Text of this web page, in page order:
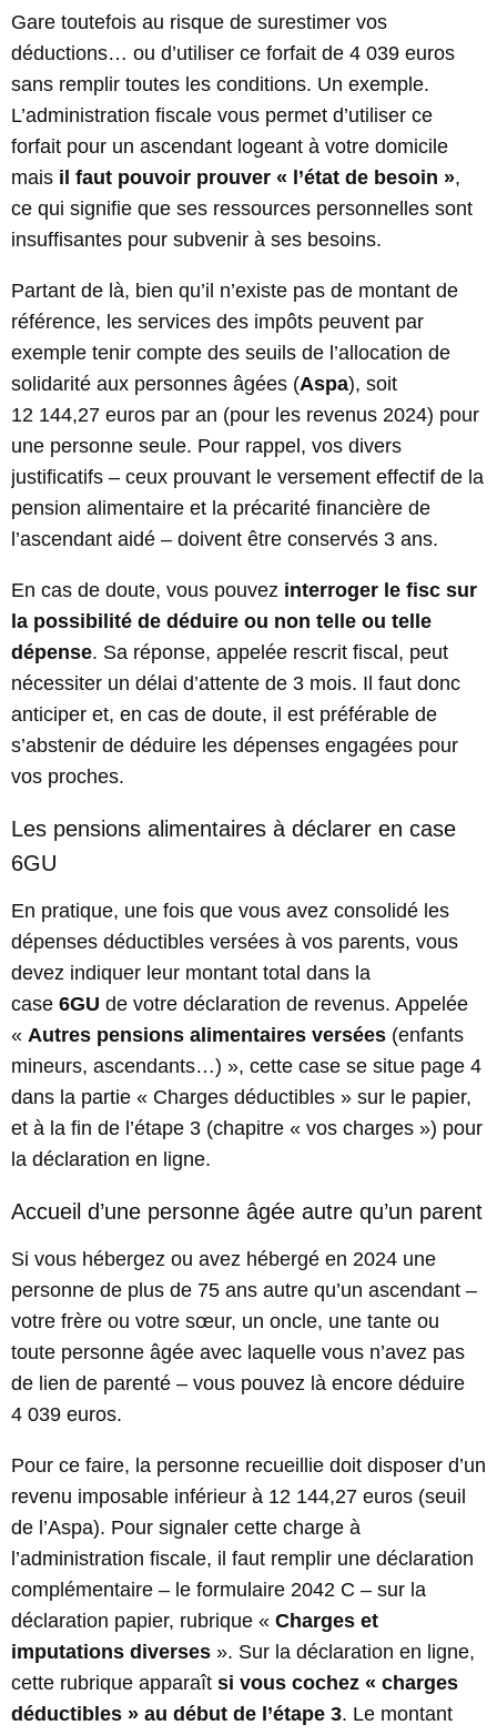
Gare toutefois au risque de surestimer vos
déductions… ou d’utiliser ce forfait de 4 039 euros
sans remplir toutes les conditions. Un exemple.
L’administration fiscale vous permet d’utiliser ce
forfait pour un ascendant logeant à votre domicile
mais il faut pouvoir prouver « l’état de besoin »,
ce qui signifie que ses ressources personnelles sont
insuffisantes pour subvenir à ses besoins.
Partant de là, bien qu’il n’existe pas de montant de
référence, les services des impôts peuvent par
exemple tenir compte des seuils de l’allocation de
solidarité aux personnes âgées (Aspa), soit
12 144,27 euros par an (pour les revenus 2024) pour
une personne seule. Pour rappel, vos divers
justificatifs – ceux prouvant le versement effectif de la
pension alimentaire et la précarité financière de
l’ascendant aidé – doivent être conservés 3 ans.
En cas de doute, vous pouvez interroger le fisc sur
la possibilité de déduire ou non telle ou telle
dépense. Sa réponse, appelée rescrit fiscal, peut
nécessiter un délai d’attente de 3 mois. Il faut donc
anticiper et, en cas de doute, il est préférable de
s’abstenir de déduire les dépenses engagées pour
vos proches.
Les pensions alimentaires à déclarer en case
6GU
En pratique, une fois que vous avez consolidé les
dépenses déductibles versées à vos parents, vous
devez indiquer leur montant total dans la
case 6GU de votre déclaration de revenus. Appelée
« Autres pensions alimentaires versées (enfants
mineurs, ascendants…) », cette case se situe page 4
dans la partie « Charges déductibles » sur le papier,
et à la fin de l’étape 3 (chapitre « vos charges ») pour
la déclaration en ligne.
Accueil d’une personne âgée autre qu’un parent
Si vous hébergez ou avez hébergé en 2024 une
personne de plus de 75 ans autre qu’un ascendant –
votre frère ou votre sœur, un oncle, une tante ou
toute personne âgée avec laquelle vous n’avez pas
de lien de parenté – vous pouvez là encore déduire
4 039 euros.
Pour ce faire, la personne recueillie doit disposer d’un
revenu imposable inférieur à 12 144,27 euros (seuil
de l’Aspa). Pour signaler cette charge à
l’administration fiscale, il faut remplir une déclaration
complémentaire – le formulaire 2042 C – sur la
déclaration papier, rubrique « Charges et
imputations diverses ». Sur la déclaration en ligne,
cette rubrique apparaît si vous cochez « charges
déductibles » au début de l’étape 3. Le montant